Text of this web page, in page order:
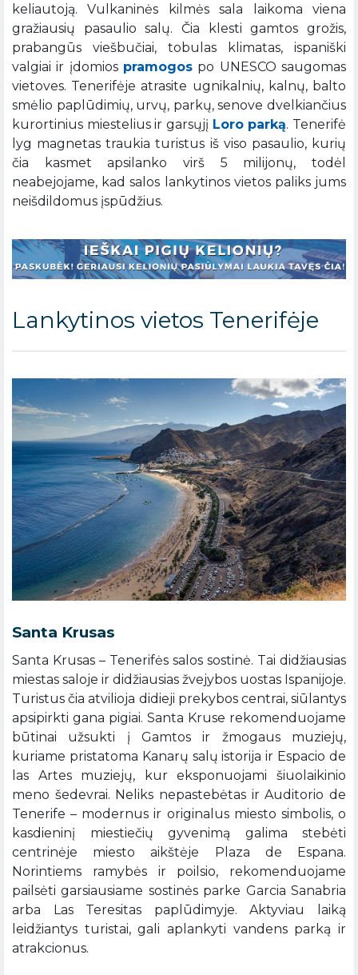
keliautoją. Vulkaninės kilmės sala laikoma viena
gražiausių pasaulio salų. Čia klesti gamtos grožis,
prabangūs viešbučiai, tobulas klimatas, ispaniški
valgiai ir įdomios pramogos po UNESCO saugomas
vietoves. Tenerifėje atrasite ugnikalnių, kalnų, balto
smėlio paplūdimių, urvų, parkų, senove dvelkiančius
kurortinius miestelius ir garsųjį Loro parką. Tenerifė
lyg magnetas traukia turistus iš viso pasaulio, kurių
čia kasmet apsilanko virš 5 milijonų, todėl
neabejojame, kad salos lankytinos vietos paliks jums
neišdildomus įspūdžius.
Lankytinos vietos Tenerifėje
Santa Krusas
Santa Krusas – Tenerifės salos sostinė. Tai didžiausias
miestas saloje ir didžiausias žvejybos uostas Ispanijoje.
Turistus čia atvilioja didieji prekybos centrai, siūlantys
apsipirkti gana pigiai. Santa Kruse rekomenduojame
būtinai užsukti į Gamtos ir žmogaus muziejų,
kuriame pristatoma Kanarų salų istorija ir Espacio de
las Artes muziejų, kur eksponuojami šiuolaikinio
meno šedevrai. Neliks nepastebėtas ir Auditorio de
Tenerife – modernus ir originalus miesto simbolis, o
kasdieninį miestiečių gyvenimą galima stebėti
centrinėje miesto aikštėje Plaza de Espana.
Norintiems ramybės ir poilsio, rekomenduojame
pailsėti garsiausiame sostinės parke Garcia Sanabria
arba Las Teresitas paplūdimyje. Aktyviau laiką
leidžiantys turistai, gali aplankyti vandens parką ir
atrakcionus.